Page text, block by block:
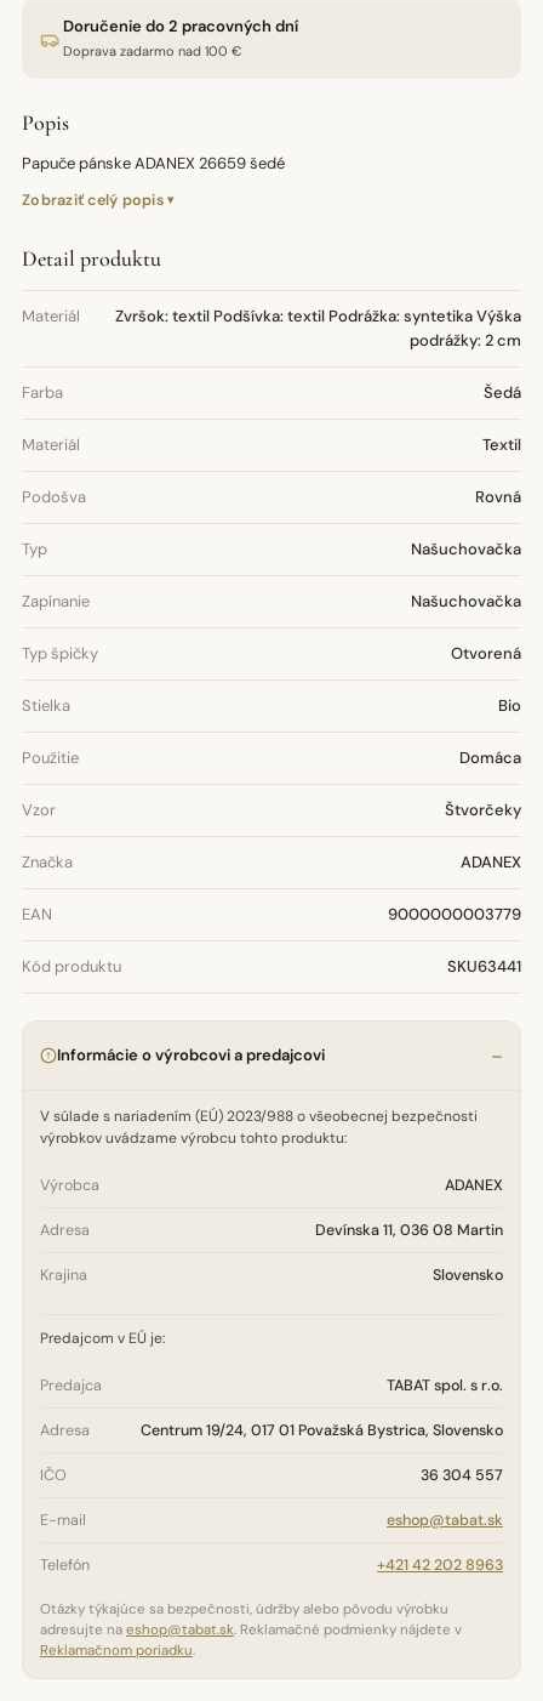
Doručenie do 2 pracovných dní
Doprava zadarmo nad 100 €
Popis
Papuče pánske ADANEX 26659 šedé
Zobraziť celý popis
Detail produktu
Materiál
Zvršok: textil Podšívka: textil Podrážka: syntetika Výška
podrážky: 2 cm
Farba Šedá
Materiál Textil
Podošva Rovná
Typ Našuchovačka
Zapínanie Našuchovačka
Typ špičky Otvorená
Stielka Bio
Použitie Domáca
Vzor Štvorčeky
Značka ADANEX
EAN 9000000003779
Kód produktu SKU63441
Informácie o výrobcovi a predajcovi
V súlade s nariadením (EÚ) 2023/988 o všeobecnej bezpečnosti
výrobkov uvádzame výrobcu tohto produktu:
Výrobca ADANEX
Adresa Devínska 11, 036 08 Martin
Krajina Slovensko
Predajcom v EÚ je:
Predajca TABAT spol. s r.o.
Adresa Centrum 19/24, 017 01 Považská Bystrica, Slovensko
IČO 36 304 557
E-mail eshop@tabat.sk
Telefón +421 42 202 8963
Otázky týkajúce sa bezpečnosti, údržby alebo pôvodu výrobku
adresujte na eshop@tabat.sk. Reklamačné podmienky nájdete v
Reklamačnom poriadku.